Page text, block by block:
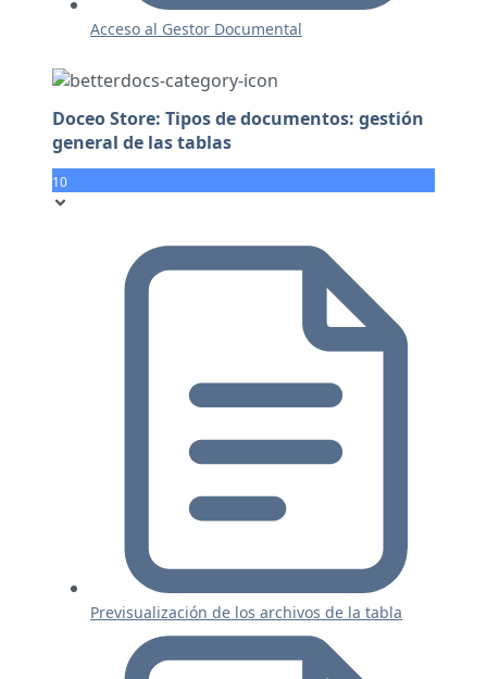
Acceso al Gestor Documental
Doceo Store: Tipos de documentos: gestión
general de las tablas
10
Previsualización de los archivos de la tabla